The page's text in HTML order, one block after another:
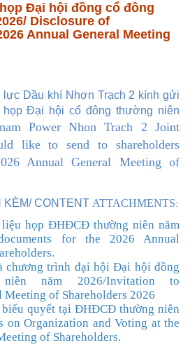
Đại hội đồng cổ đông
Disclosure of
Annual General Meeting
Dầu khí Nhơn Trạch 2 kính gửi
Đại hội cổ đông thường niên
Power Nhon Trach 2 Joint
like to send to shareholders
Annual General Meeting of
CONTENT ATTACHMENTS:
họp ĐHĐCĐ thường niên năm
for the 2026 Annual
.
chương trình đại hội Đại hội đồng
năm 2026/Invitation to
Meeting of Shareholders 2026
quyết tại ĐHĐCĐ thường niên
on Organization and Voting at the
of Shareholders.